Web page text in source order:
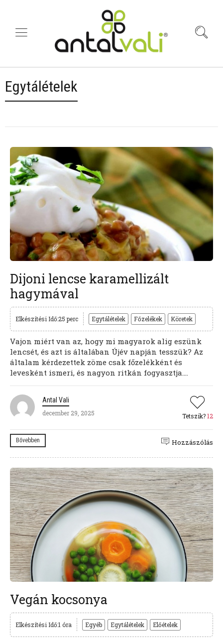
Egytálételek
Dijoni lencse karamellizált
hagymával
Elkészítési Idő:25 perc Egytálételek Főzelékek Köretek
Vajon miért van az, hogy mi magyarok alig eszünk
lencsét, és azt is általában Újév napján tesszük? Az
általam kérdezettek zöme csak főzelékként és
levesként ismeri, és nagyon ritkán fogyasztja....
Antal Vali
december 29, 2025
Tetszik?12
Bővebben Hozzászólás
Vegán kocsonya
Elkészítési Idő:1 óra Egyéb Egytálételek Előételek